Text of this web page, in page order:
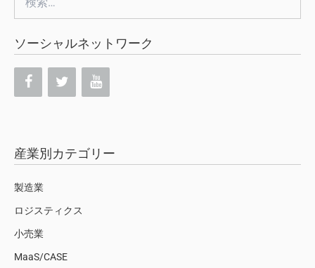
索:
ソーシャルネットワーク
産業別カテゴリー
製造業
ロジスティクス
小売業
MaaS/CASE